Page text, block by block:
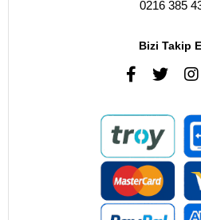
0216 385
Bizi Takip